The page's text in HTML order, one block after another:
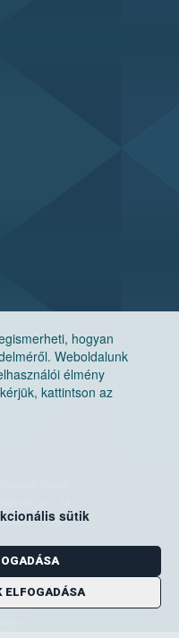
hogyan
Weboldalunk
élmény
kattintson az
sütik
Hivatal
Pf. 30.
244
9000